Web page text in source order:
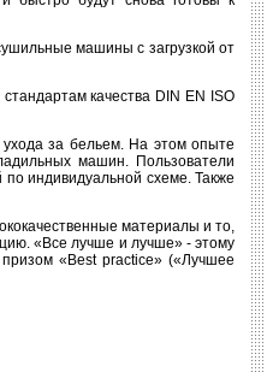
машины с загрузкой от
качества DIN EN ISO
за бельем. На этом опыте
машин. Пользователи
индивидуальной схеме. Также
материалы и то,
«Все лучше и лучше» - этому
«Best practice» («Лучшее